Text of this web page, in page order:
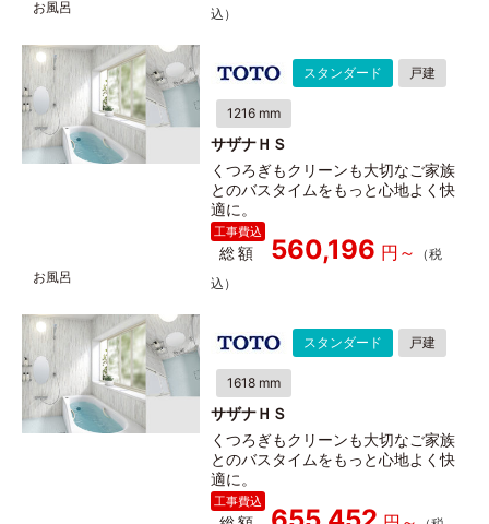
スタンダード 戸建
1216 mm
サザナＨＳ
くつろぎもクリーンも大切なご家族
とのバスタイムをもっと心地よく快
適に。
総額 560,196
スタンダード 戸建
1618 mm
サザナＨＳ
くつろぎもクリーンも大切なご家族
とのバスタイムをもっと心地よく快
適に。